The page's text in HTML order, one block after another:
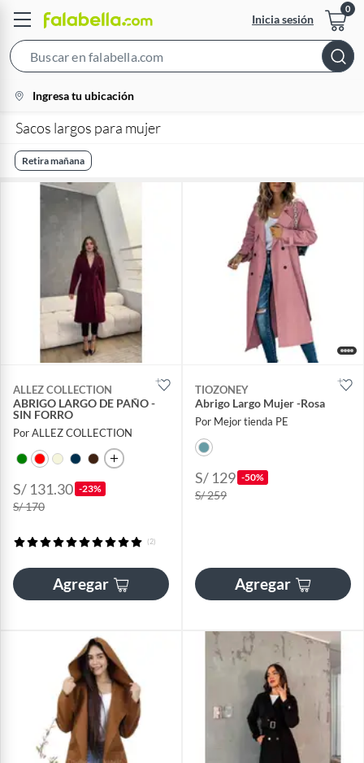
Inicia sesión
Bar
location-
icon
Ingresa tu ubicación
Sacos largos para mujer
Retira mañana
ALLEZ COLLECTION
ABRIGO LARGO DE PAÑO -
SIN FORRO
Por ALLEZ COLLECTION
S/ 131.30 -23%
S/ 170
(2)
Agregar
TIOZONEY
Abrigo Largo Mujer -Rosa
Por Mejor tienda PE
S/ 129 -50%
S/ 259
Agregar